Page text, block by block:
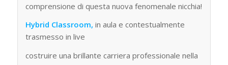
comprensione di questa nuova fenomenale nicchia!
Hybrid Classroom, in aula e contestualmente
trasmesso in live
costruire una brillante carriera professionale nella